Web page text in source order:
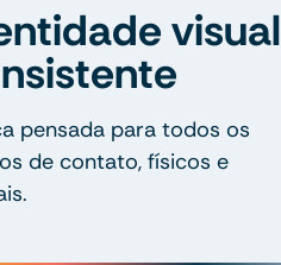
visual
pensada para todos os
de contato, físicos e